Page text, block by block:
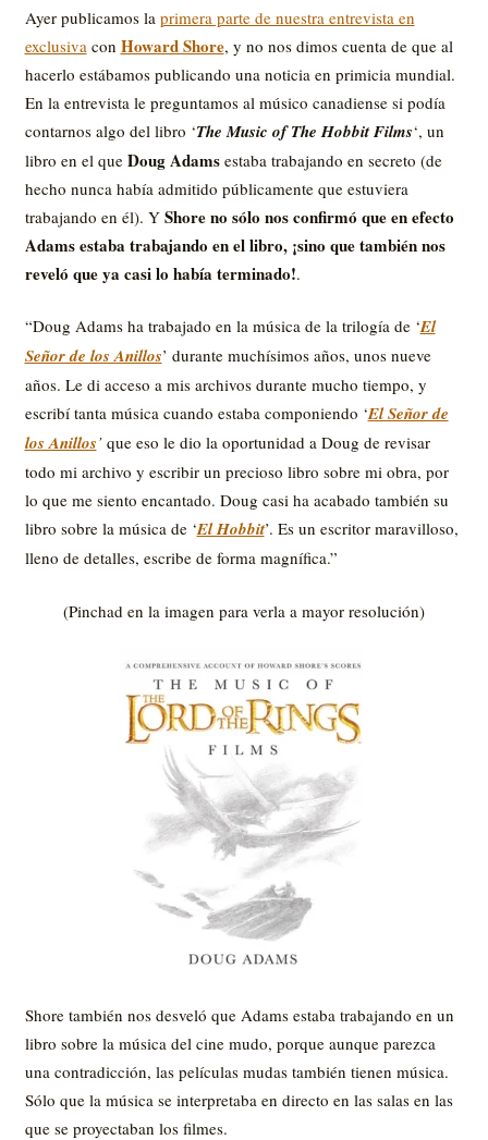
Ayer publicamos la primera parte de nuestra entrevista en
exclusiva con Howard Shore, y no nos dimos cuenta de que al
hacerlo estábamos publicando una noticia en primicia mundial.
En la entrevista le preguntamos al músico canadiense si podía
contarnos algo del libro ‘The Music of The Hobbit Films‘, un
libro en el que Doug Adamsestaba trabajando en secreto (de
hecho nunca había admitido públicamente que estuviera
trabajando en él). Y Shore no sólo nos confirmó que en efecto
Adams estaba trabajando en el libro, ¡sino que también nos
reveló que ya casi lo había terminado!.
“Doug Adams ha trabajado en la música de la trilogía de ‘El
Señor de los Anillos’ durante muchísimos años, unos nueve
años. Le di acceso a mis archivos durante mucho tiempo, y
escribí tanta música cuando estaba componiendo ‘El Señor de
los Anillos’que eso le dio la oportunidad a Doug de revisar
todo mi archivo y escribir un precioso libro sobre mi obra, por
lo que me siento encantado. Doug casi ha acabado también su
libro sobre la música de ‘El Hobbit’. Es un escritor maravilloso,
lleno de detalles, escribe de forma magnífica.”
(Pinchad en la imagen para verla a mayor resolución)
Shore también nos desveló que Adams estaba trabajando en un
libro sobre la música del cine mudo, porque aunque parezca
una contradicción, las películas mudas también tienen música.
Sólo que la música se interpretaba en directo en las salas en las
que se proyectaban los filmes.